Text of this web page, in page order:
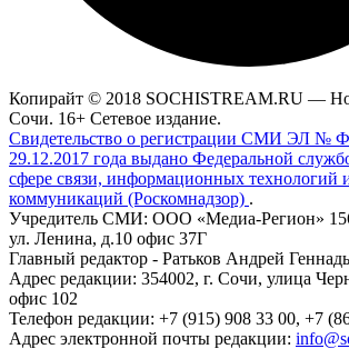
Копирайт © 2018 SOCHISTREAM.RU —
Сочи. 16+ Сетевое издание.
Свидетельство о регистрации СМИ ЭЛ №
29.12.2017 года выдано Федеральной
сфере связи, информационных технологий
коммуникаций (Роскомнадзор) .
Учредитель СМИ: ООО «Медиа-Регион»
ул. Ленина, д.10 офис 37Г
Главный редактор - Ратьков Андрей
Адрес редакции: 354002, г. Сочи, улица
офис 102
Телефон редакции: +7 (915) 908 33 00, +7
Адрес электронной почты редакции: